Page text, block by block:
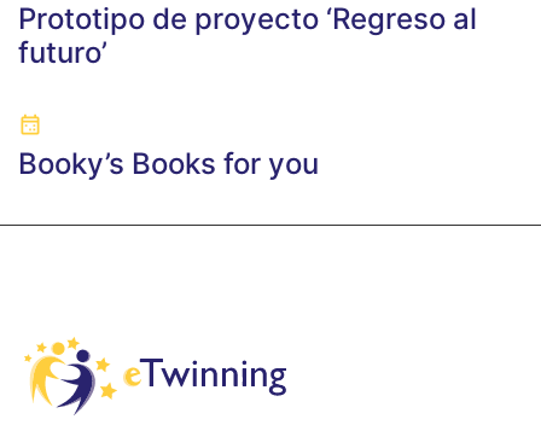
Prototipo de proyecto ‘Regreso al
futuro’
Booky’s Books for you